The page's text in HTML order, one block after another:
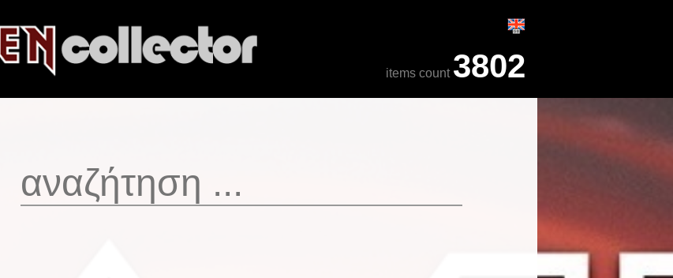
items count 3802